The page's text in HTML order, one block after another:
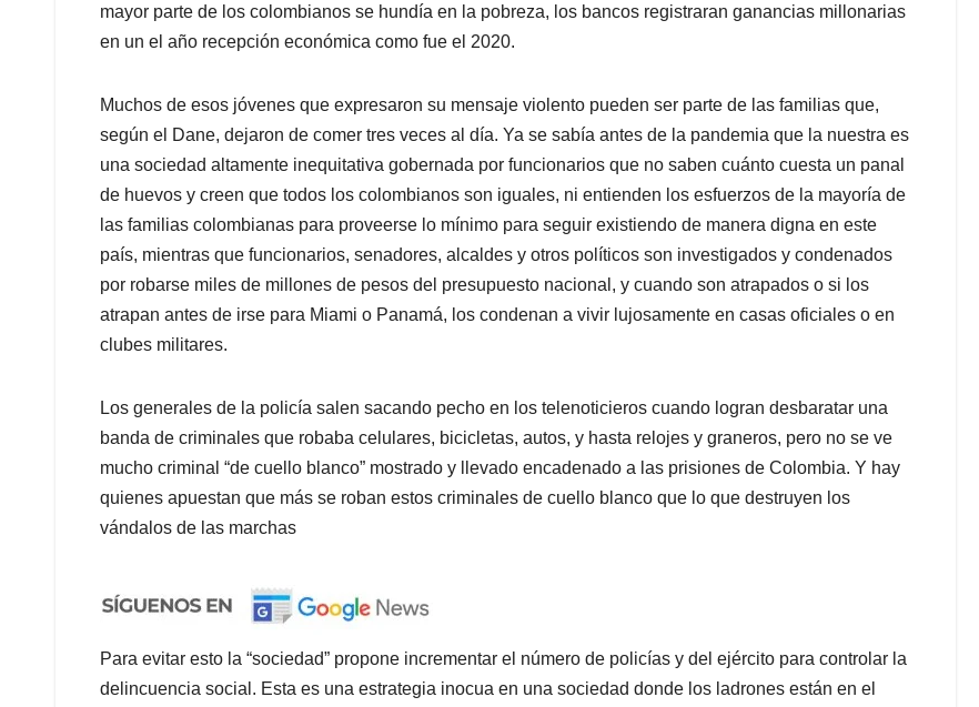
mayor parte de los colombianos se hundía en la pobreza, los bancos registraran ganancias millonarias
en un el año recepción económica como fue el 2020.
Muchos de esos jóvenes que expresaron su mensaje violento pueden ser parte de las familias que,
según el Dane, dejaron de comer tres veces al día. Ya se sabía antes de la pandemia que la nuestra es
una sociedad altamente inequitativa gobernada por funcionarios que no saben cuánto cuesta un panal
de huevos y creen que todos los colombianos son iguales, ni entienden los esfuerzos de la mayoría de
las familias colombianas para proveerse lo mínimo para seguir existiendo de manera digna en este
país, mientras que funcionarios, senadores, alcaldes y otros políticos son investigados y condenados
por robarse miles de millones de pesos del presupuesto nacional, y cuando son atrapados o si los
atrapan antes de irse para Miami o Panamá, los condenan a vivir lujosamente en casas oficiales o en
clubes militares.
Los generales de la policía salen sacando pecho en los telenoticieros cuando logran desbaratar una
banda de criminales que robaba celulares, bicicletas, autos, y hasta relojes y graneros, pero no se ve
mucho criminal “de cuello blanco” mostrado y llevado encadenado a las prisiones de Colombia. Y hay
quienes apuestan que más se roban estos criminales de cuello blanco que lo que destruyen los
vándalos de las marchas
Para evitar esto la “sociedad” propone incrementar el número de policías y del ejército para controlar la
delincuencia social. Esta es una estrategia inocua en una sociedad donde los ladrones están en el